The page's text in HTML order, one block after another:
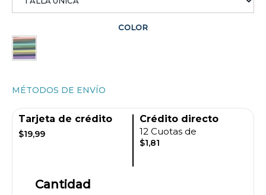
COLOR
MÉTODOS DE ENVÍO
Tarjeta de crédito
$19,99
Crédito directo
12 Cuotas de
$1,81
Cantidad